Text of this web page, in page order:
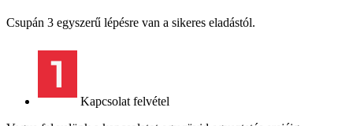
Csupán 3 egyszerű lépésre van a sikeres eladástól.
Kapcsolat felvétel